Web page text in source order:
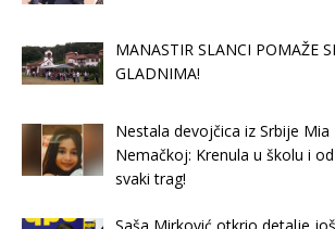
MANASTIR SLANCI POMAŽE
GLADNIMA!
Nestala devojčica iz Srbije Mia
Nemačkoj: Krenula u školu i
svaki trag!